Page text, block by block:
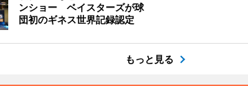
ンショー ベイスターズが球
団初のギネス世界記録認定
もっと見る